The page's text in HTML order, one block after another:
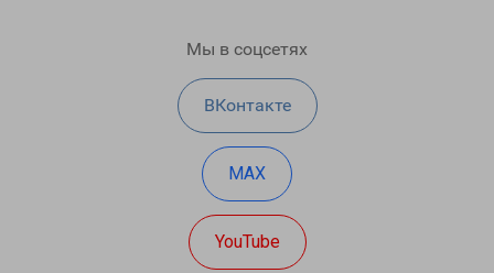
Мы в соцсетях
ВКонтакте
MAX
YouTube